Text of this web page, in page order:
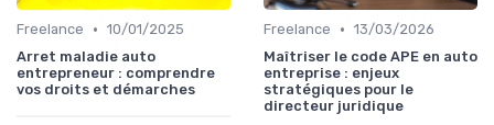
Freelance • 10/01/2025
Arret maladie auto
entrepreneur : comprendre
vos droits et démarches
Freelance • 13/03/2026
Maîtriser le code APE en auto
entreprise : enjeux
stratégiques pour le
directeur juridique